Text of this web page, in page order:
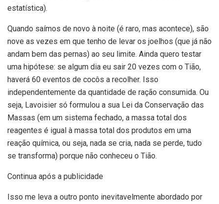
estatística).
Quando saímos de novo à noite (é raro, mas acontece), são
nove as vezes em que tenho de levar os joelhos (que já não
andam bem das pernas) ao seu limite. Ainda quero testar
uma hipótese: se algum dia eu sair 20 vezes com o Tião,
haverá 60 eventos de cocôs a recolher. Isso
independentemente da quantidade de ração consumida. Ou
seja, Lavoisier só formulou a sua Lei da Conservação das
Massas (em um sistema fechado, a massa total dos
reagentes é igual à massa total dos produtos em uma
reação química, ou seja, nada se cria, nada se perde, tudo
se transforma) porque não conheceu o Tião.
Continua após a publicidade
Isso me leva a outro ponto inevitavelmente abordado por